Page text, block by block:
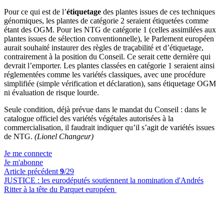
Pour ce qui est de l’étiquetage des plantes issues de ces techniques
génomiques, les plantes de catégorie 2 seraient étiquetées comme
étant des OGM. Pour les NTG de catégorie 1 (celles assimilées aux
plantes issues de sélection conventionnelle), le Parlement européen
aurait souhaité instaurer des règles de traçabilité et d’étiquetage,
contrairement à la position du Conseil. Ce serait cette dernière qui
devrait l’emporter. Les plantes classées en catégorie 1 seraient ainsi
réglementées comme les variétés classiques, avec une procédure
simplifiée (simple vérification et déclaration), sans étiquetage OGM
ni évaluation de risque lourde.
Seule condition, déjà prévue dans le mandat du Conseil : dans le
catalogue officiel des variétés végétales autorisées à la
commercialisation, il faudrait indiquer qu’il s’agit de variétés issues
de NTG. (Lionel Changeur)
Je me connecte
Je m'abonne
Article précédent 9/29
JUSTICE : les eurodéputés soutiennent la nomination d'Andrés
Ritter à la tête du Parquet européen